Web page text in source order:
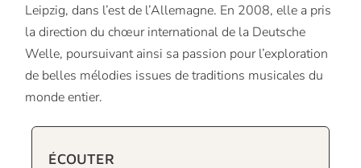
Leipzig, dans l’est de l’Allemagne. En 2008, elle a pris
la direction du chœur international de la Deutsche
Welle, poursuivant ainsi sa passion pour l’exploration
de belles mélodies issues de traditions musicales du
monde entier.
ÉCOUTER